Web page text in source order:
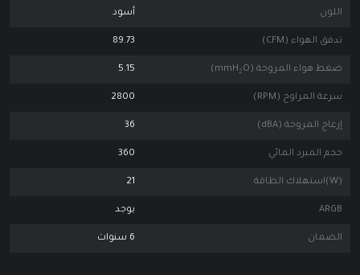
اللون أسود
تدفق الهواء (CFM) 89.73
ضغط هواء المروحة (mmH₂O) 5.15
سرعة المراوح (RPM) 2800
إزعاج المروحة (dBA) 36
حجم المبرد المائي 360
(W)استهلاك الطاقة 21
ARGB يوجد
الضمان 6 سنوات